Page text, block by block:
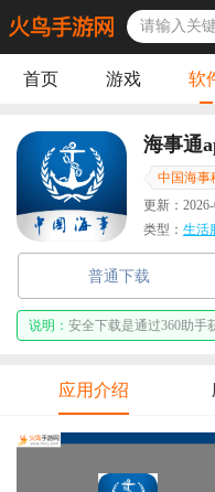
首页 游戏 软
海事通
中国海事
更新：
类型： 生活
普通下载
说明： 安全下载是通过360助手
应用介绍